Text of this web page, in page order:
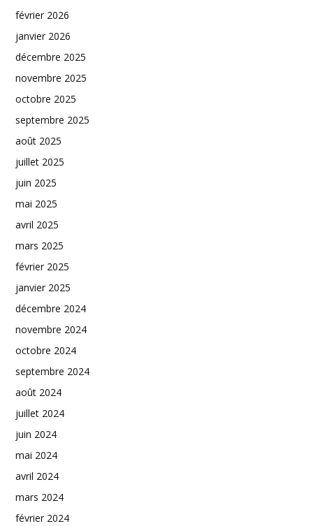
février 2026
janvier 2026
décembre 2025
novembre 2025
octobre 2025
septembre 2025
août 2025
juillet 2025
juin 2025
mai 2025
avril 2025
mars 2025
février 2025
janvier 2025
décembre 2024
novembre 2024
octobre 2024
septembre 2024
août 2024
juillet 2024
juin 2024
mai 2024
avril 2024
mars 2024
février 2024